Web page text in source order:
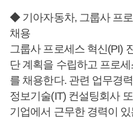
◆ 기아자동차, 그룹사 프
채용
그룹사 프로세스 혁신(PI)
단 계획을 수립하고 프로
를 채용한다. 관련 업무경
정보기술(IT) 컨설팅회사
기업에서 근무한 경력이